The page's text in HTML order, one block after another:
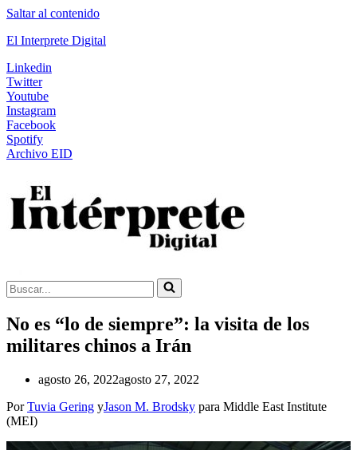
Saltar al contenido
El Interprete Digital
Linkedin
Twitter
Youtube
Instagram
Facebook
Spotify
Archivo EID
Buscar...
No es “lo de siempre”: la visita de los
militares chinos a Irán
agosto 26, 2022agosto 27, 2022
PorTuvia Gering yJason M. Brodsky para Middle East Institute
(MEI)